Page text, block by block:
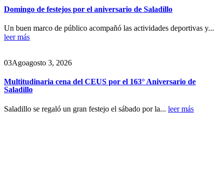
Domingo de festejos por el aniversario de Saladillo
Un buen marco de público acompañó las actividades deportivas y...
leer más
03Agoagosto 3, 2026
Multitudinaria cena del CEUS por el 163° Aniversario de
Saladillo
Saladillo se regaló un gran festejo el sábado por la... leer más